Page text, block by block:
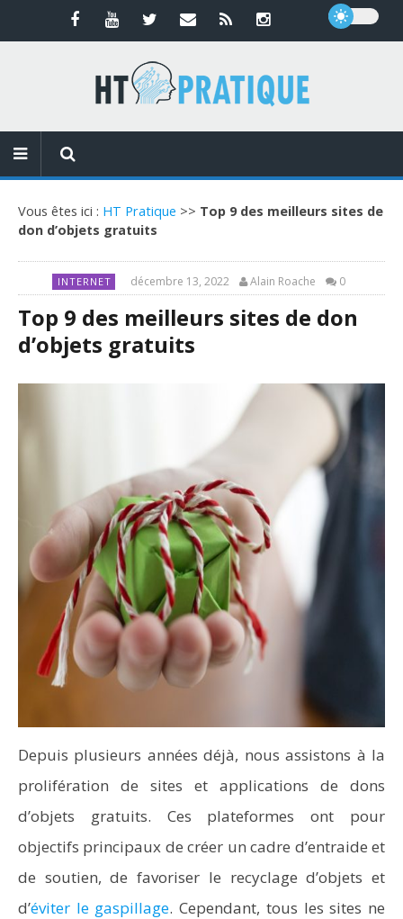
Vous êtes ici : HT Pratique >> Top 9 des meilleurs sites de
don d’objets gratuits
INTERNET décembre 13, 2022 Alain Roache 0
Top 9 des meilleurs sites de don
d’objets gratuits
Depuis plusieurs années déjà, nous assistons à la
prolifération de sites et applications de dons
d’objets gratuits. Ces plateformes ont pour
objectifs principaux de créer un cadre d’entraide et
de soutien, de favoriser le recyclage d’objets et
d’éviter le gaspillage. Cependant, tous les sites ne